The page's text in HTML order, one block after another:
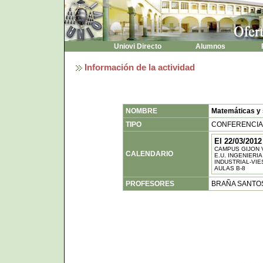
Uniovi Directo Alumnos
Información de la actividad
NOMBRE
Matemáticas y
TIPO
CONFERENCIA
CALENDARIO
El 22/03/2012
CAMPUS GIJON
E.U. INGENIERIA
INDUSTRIAL-
AULAS B-8
PROFESORES BRAÑA